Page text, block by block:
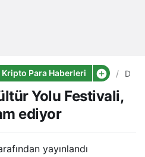
Kripto Para Haberleri
Yolu Festivali,
ediyor
yayınlandı